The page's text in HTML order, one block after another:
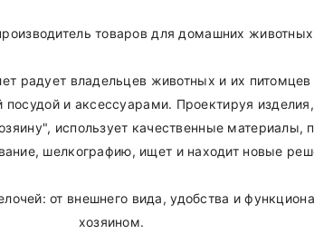
товаров для домашних
радует владельцев животных и их
и аксессуарами. Проектируя
использует качественные материалы,
шелкографию, ищет и находит новые
от внешнего вида, удобства и
хозяином.